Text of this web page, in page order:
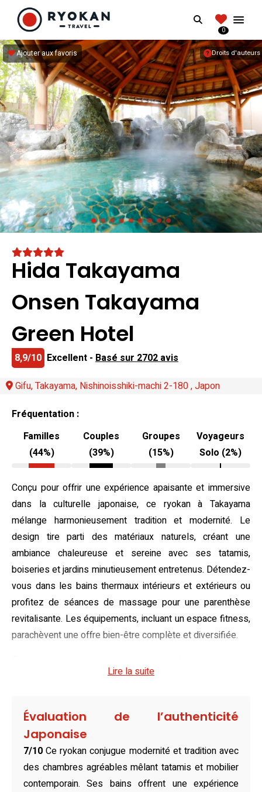
RYOKANTRAVEL
Vivez l'expérience authentique d'un Ryokan
Search
0
Droits d'auteurs
Ajouter aux favoris
Hida Takayama
Onsen Takayama
Green Hotel
8,9/10 Excellent - Basé sur 2702 avis
Gifu, Takayama, Nishinoisshiki-machi 2-180 , Japon
Fréquentation :
Familles
(44%)
Couples
(39%)
Groupes
(15%)
Voyageurs
Solo (2%)
Conçu pour offrir une expérience apaisante et immersive
dans la culturelle japonaise, ce ryokan à Takayama
mélange harmonieusement tradition et modernité. Le
design tire parti des matériaux naturels, créant une
ambiance chaleureuse et sereine avec ses tatamis,
boiseries et jardins minutieusement entretenus. Détendez-
vous dans les bains thermaux intérieurs et extérieurs ou
profitez de séances de massage pour une parenthèse
revitalisante. Les équipements, incluant un espace fitness,
parachèvent une offre bien-être complète et diversifiée.
traditionnelles avec futons confortables sur tatami ou les
aménagées. Certaines chambres proposent un luxueux
bain en plein air, offrant un cadre privé pour des moments
de pure détente. Avec leur climatisation, Wi-Fi gratuit, et
vue sur la ville ou les jardins, chaque espace est pensé
pour votre confort optimal.
Lire la suite
Évaluation de l’authenticité
Japonaise
7/10 Ce ryokan conjugue modernité et tradition avec
des chambres agréables mêlant tatamis et mobilier
contemporain. Ses bains offrent une expérience